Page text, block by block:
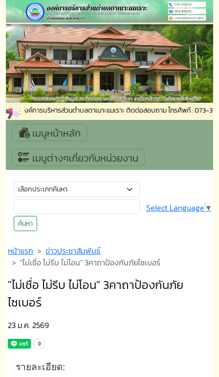
ข้าสู่องค์การบริหารส่วนตำบลตาเนาะแมเราะ ติดต่อสอบถาม โทรศัพท์ : 073-
เมนูหน้าหลัก
เมนูต่างๆเกี่ยวกับหน่วยงาน
ค้นหา
Select Language ▼
หน้าแรก
ข่าวประชาสัมพันธ์
"ไม่เชื่อ ไม่รีบ ไม่โอน" 3คาถาป้องกันภัยไซเบอร์
"ไม่เชื่อ ไม่รีบ ไม่โอน" 3คาถาป้องกันภัย
ไซเบอร์
23 ม.ค. 2569
รายละเอียด: